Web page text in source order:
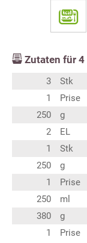
Zutaten für 4
3 Stk
1
Prise
250
g
2
EL
1
Stk
250
g
1
Prise
250
ml
380
g
1
Prise